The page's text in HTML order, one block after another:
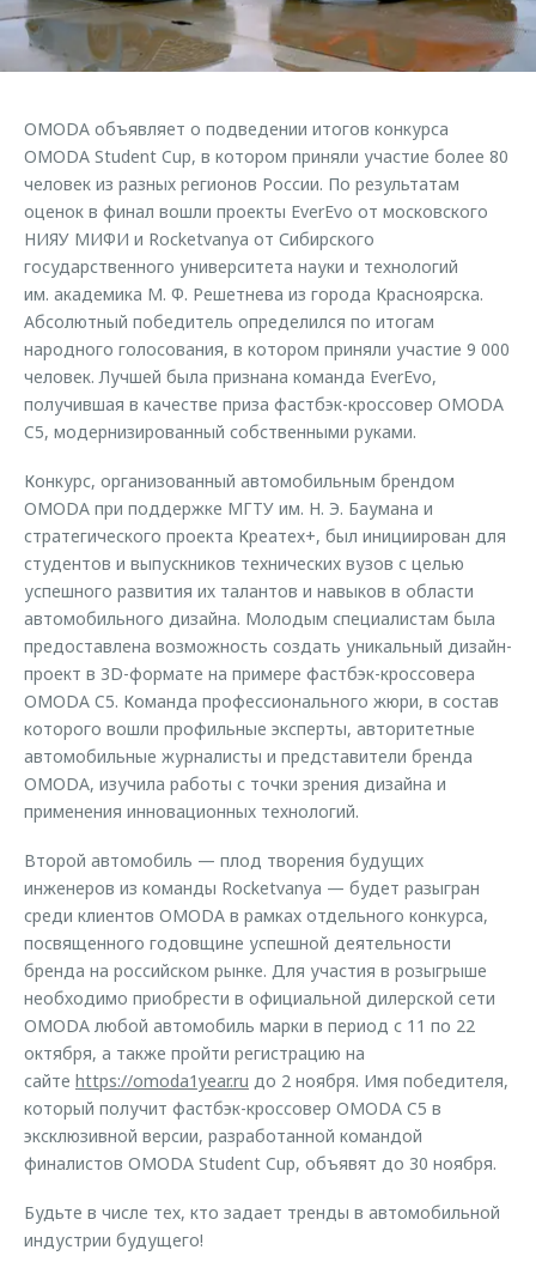
Страхование
Кредитный калькулятор
Одежда и сувениры
Оригинальные аксессуары
Запчасти
Трейд-ин
Калькулятор трейд-ин
Клиентская поддержка
O&J Автоклуб
Приложение O&J
Аксессуары
Одежда и сувениры
Оригинальные аксессуары
Запчасти
Обратная связь
OMODA объявляет о подведении итогов конкурса
OMODA Student Cup, в котором приняли участие более 80
человек из разных регионов России. По результатам
оценок в финал вошли проекты EverEvo от московского
НИЯУ МИФИ и Rocketvanya от Сибирского
государственного университета науки и технологий
им. академика М. Ф. Решетнева из города Красноярска.
Абсолютный победитель определился по итогам
народного голосования, в котором приняли участие 9 000
человек. Лучшей была признана команда EverEvo,
получившая в качестве приза фастбэк-кроссовер OMODA
C5, модернизированный собственными руками.
Конкурс, организованный автомобильным брендом
OMODA при поддержке МГТУ им. Н. Э. Баумана и
стратегического проекта Креатех+, был инициирован для
студентов и выпускников технических вузов с целью
успешного развития их талантов и навыков в области
автомобильного дизайна. Молодым специалистам была
предоставлена возможность создать уникальный дизайн-
проект в 3D-формате на примере фастбэк-кроссовера
OMODA C5. Команда профессионального жюри, в состав
которого вошли профильные эксперты, авторитетные
автомобильные журналисты и представители бренда
OMODA, изучила работы с точки зрения дизайна и
применения инновационных технологий.
Второй автомобиль — плод творения будущих
инженеров из команды Rocketvanya — будет разыгран
среди клиентов OMODA в рамках отдельного конкурса,
посвященного годовщине успешной деятельности
бренда на российском рынке. Для участия в розыгрыше
необходимо приобрести в официальной дилерской сети
OMODA любой автомобиль марки в период с 11 по 22
октября, а также пройти регистрацию на
сайте https://omoda1year.ru до 2 ноября. Имя победителя,
который получит фастбэк-кроссовер OMODA C5 в
эксклюзивной версии, разработанной командой
финалистов OMODA Student Cup, объявят до 30 ноября.
Будьте в числе тех, кто задает тренды в автомобильной
индустрии будущего!